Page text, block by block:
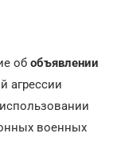
об объявлении
агрессии
военных